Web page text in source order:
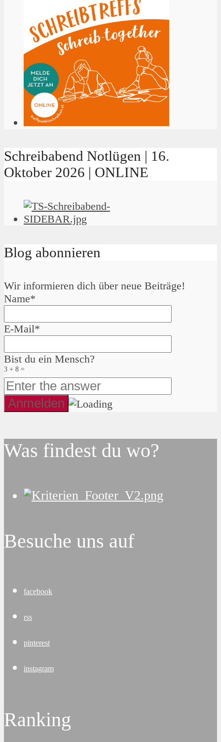
Schreibabend Notlügen | 16.
Oktober 2026 | ONLINE
Blog abonnieren
Wir informieren dich über neue Beiträge!
Name*
E-Mail*
Bist du ein Mensch?
3 + 8 =
Was findest du wo?
Besuche uns auf
facebook
rss
pinterest
instagram
Ranking